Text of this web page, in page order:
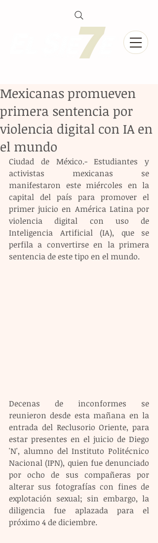
Mexicanas promueven
primera sentencia por
violencia digital con IA en
el mundo
Ciudad de México.- Estudiantes y
activistas mexicanas se
manifestaron este miércoles en la
capital del país para promover el
primer juicio en América Latina por
violencia digital con uso de
Inteligencia Artificial (IA), que se
perfila a convertirse en la primera
sentencia de este tipo en el mundo.
Decenas de inconformes se
reunieron desde esta mañana en la
entrada del Reclusorio Oriente, para
estar presentes en el juicio de Diego
'N', alumno del Instituto Politécnico
Nacional (IPN), quien fue denunciado
por ocho de sus compañeras por
alterar sus fotografías con fines de
explotación sexual; sin embargo, la
diligencia fue aplazada para el
próximo 4 de diciembre.